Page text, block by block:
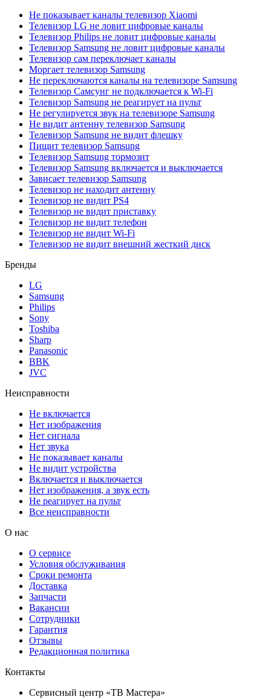
Не показывает каналы телевизор Xiaomi
Телевизор LG не ловит цифровые каналы
Телевизор Philips не ловит цифровые каналы
Телевизор Samsung не ловит цифровые каналы
Телевизор сам переключает каналы
Моргает телевизор Samsung
Не переключаются каналы на телевизоре Samsung
Телевизор Самсунг не подключается к Wi-Fi
Телевизор Samsung не реагирует на пульт
Не регулируется звук на телевизоре Samsung
Не видит антенну телевизор Samsung
Телевизор Samsung не видит флешку
Пищит телевизор Samsung
Телевизор Samsung тормозит
Телевизор Samsung включается и выключается
Зависает телевизор Samsung
Телевизор не находит антенну
Телевизор не видит PS4
Телевизор не видит приставку
Телевизор не видит телефон
Телевизор не видит Wi-Fi
Телевизор не видит внешний жесткий диск
Бренды
LG
Samsung
Philips
Sony
Toshiba
Sharp
Panasonic
BBK
JVC
Неисправности
Не включается
Нет изображения
Нет сигнала
Нет звука
Не показывает каналы
Не видит устройства
Включается и выключается
Нет изображения, а звук есть
Не реагирует на пульт
Все неисправности
О нас
О сервисе
Условия обслуживания
Сроки ремонта
Доставка
Запчасти
Вакансии
Сотрудники
Гарантия
Отзывы
Редакционная политика
Контакты
Сервисный центр «ТВ Мастера»